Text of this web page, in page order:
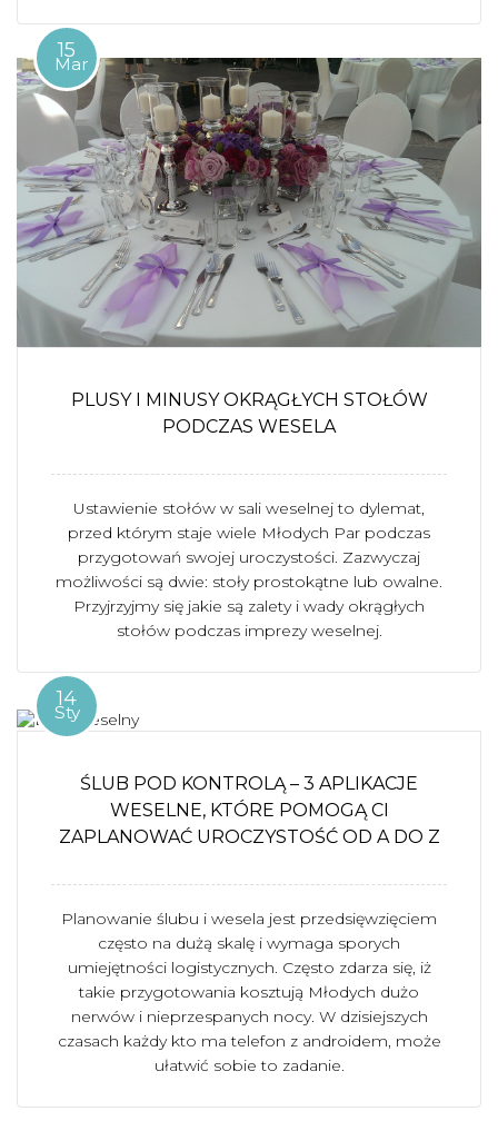
15
Mar
PLUSY I MINUSY OKRĄGŁYCH STOŁÓW
PODCZAS WESELA
Ustawienie stołów w sali weselnej to dylemat,
przed którym staje wiele Młodych Par podczas
przygotowań swojej uroczystości. Zazwyczaj
możliwości są dwie: stoły prostokątne lub owalne.
Przyjrzyjmy się jakie są zalety i wady okrągłych
stołów podczas imprezy weselnej.
14
Sty
ŚLUB POD KONTROLĄ – 3 APLIKACJE
WESELNE, KTÓRE POMOGĄ CI
ZAPLANOWAĆ UROCZYSTOŚĆ OD A DO Z
Planowanie ślubu i wesela jest przedsięwzięciem
często na dużą skalę i wymaga sporych
umiejętności logistycznych. Często zdarza się, iż
takie przygotowania kosztują Młodych dużo
nerwów i nieprzespanych nocy. W dzisiejszych
czasach każdy kto ma telefon z androidem, może
ułatwić sobie to zadanie.